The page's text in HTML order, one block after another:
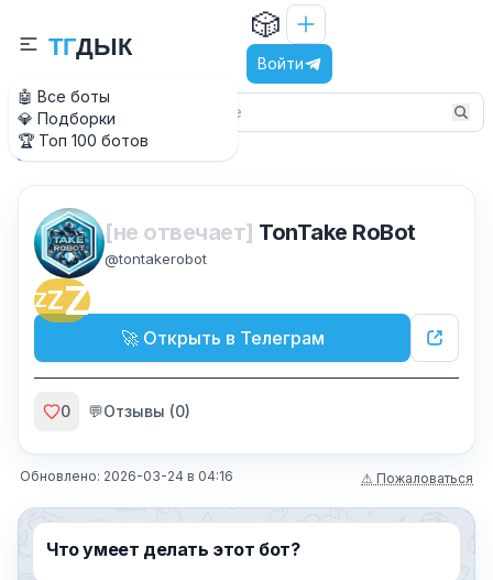
🤖 Все боты
💎 Подборки
🏆 Топ 100 ботов
ТГДЫК
🎲
Войти
Главная
ZZZ
[не отвечает] TonTake RoBot
@tontakerobot
🚀 Открыть в Телеграм
0 💬Отзывы (0)
Обновлено: 2026-03-24 в 04:16 ⚠ Пожаловаться
Что умеет делать этот бот?